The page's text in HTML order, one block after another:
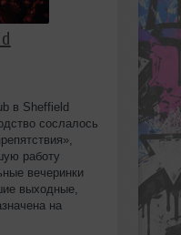
в Sheffield
сослалось
работу
вечеринки
выходные,
на